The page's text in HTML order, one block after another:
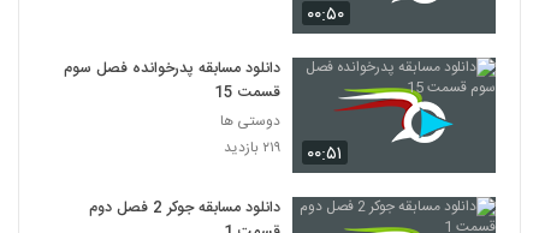
۰۰:۵۰
۰۰:۵۱
دانلود مسابقه پدرخوانده فصل سوم
قسمت 15
دوستی ها
۲۱۹ بازدید
دانلود مسابقه جوکر 2 فصل دوم